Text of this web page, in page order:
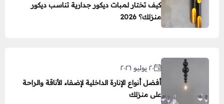
كيف تختار لمبات ديكور جدارية تناسب ديكور
منزلك؟ 2026
٢٠ يوليو ٢٠٢٦
أفضل أنواع الإنارة الداخلية لإضفاء الأناقة والراحة
على منزلك